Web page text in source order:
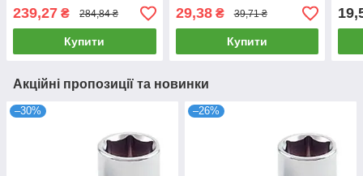
239,27 ₴ 284,84 ₴
Купити
29,38₴ 39,71 ₴
Купити
Акційні пропозиції та новинки
–30% –26%